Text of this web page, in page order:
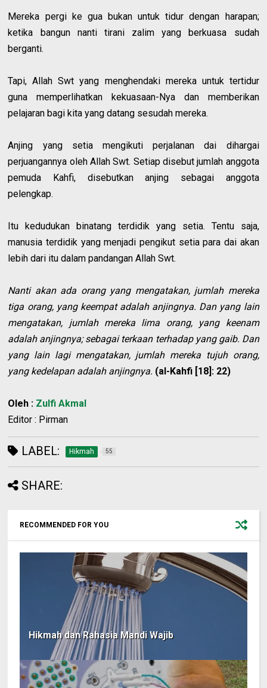
Mereka pergi ke gua bukan untuk tidur dengan harapan;
ketika bangun nanti tirani zalim yang berkuasa sudah
berganti.
Tapi, Allah Swt yang menghendaki mereka untuk tertidur
guna memperlihatkan kekuasaan-Nya dan memberikan
pelajaran bagi kita yang datang sesudah mereka.
Anjing yang setia mengikuti perjalanan dai dihargai
perjuangannya oleh Allah Swt. Setiap disebut jumlah anggota
pemuda Kahfi, disebutkan anjing sebagai anggota
pelengkap.
Itu kedudukan binatang terdidik yang setia. Tentu saja,
manusia terdidik yang menjadi pengikut setia para dai akan
lebih dari itu dalam pandangan Allah Swt.
Nanti akan ada orang yang mengatakan, jumlah mereka
tiga orang, yang keempat adalah anjingnya. Dan yang lain
mengatakan, jumlah mereka lima orang, yang keenam
adalah anjingnya; sebagai terkaan terhadap yang gaib. Dan
yang lain lagi mengatakan, jumlah mereka tujuh orang,
yang kedelapan adalah anjingnya. (al-Kahfi [18]: 22)
Oleh : Zulfi Akmal
Editor : Pirman
LABEL: Hikmah 55
SHARE:
RECOMMENDED FOR YOU
Hikmah dan Rahasia Mandi Wajib